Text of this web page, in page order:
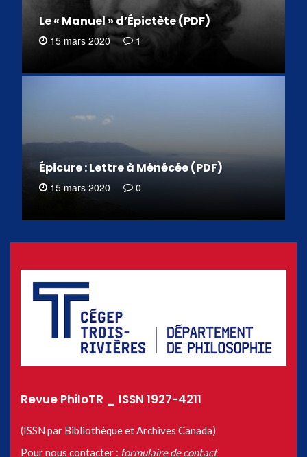
Le « Manuel » d’Épictète (PDF)
15 mars 2020 1
Épicure : Lettre à Ménécée (PDF)
15 mars 2020 0
Revue PhiloTR _ ISSN 1927-4211
(ISSN par Bibliothèque et Archives Canada)
Pour nous contacter : formulaire de contact